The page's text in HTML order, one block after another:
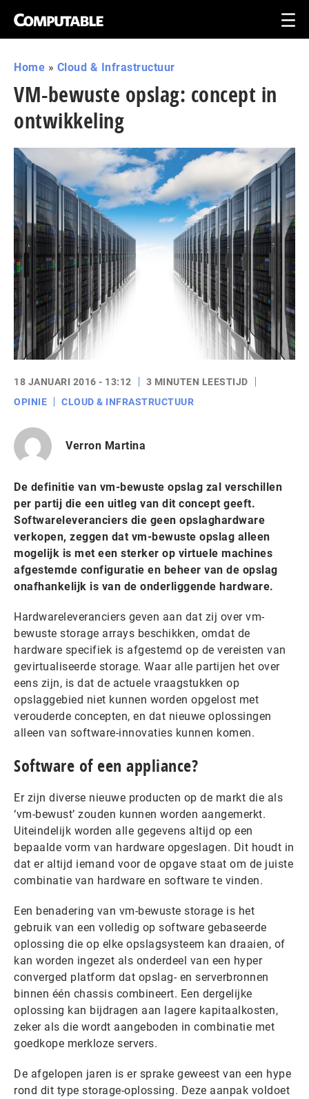
Home » Cloud & Infrastructuur
VM-bewuste opslag: concept in
ontwikkeling
18 JANUARI 2016 - 13:12
3 MINUTEN LEESTIJD
OPINIE
CLOUD & INFRASTRUCTUUR
Verron Martina
De definitie van vm-bewuste opslag zal verschillen
per partij die een uitleg van dit concept geeft.
Softwareleveranciers die geen opslaghardware
verkopen, zeggen dat vm-bewuste opslag alleen
mogelijk is met een sterker op virtuele machines
afgestemde configuratie en beheer van de opslag
onafhankelijk is van de onderliggende hardware.
Hardwareleveranciers geven aan dat zij over vm-
bewuste storage arrays beschikken, omdat de
hardware specifiek is afgestemd op de vereisten van
gevirtualiseerde storage. Waar alle partijen het over
eens zijn, is dat de actuele vraagstukken op
opslaggebied niet kunnen worden opgelost met
verouderde concepten, en dat nieuwe oplossingen
alleen van software-innovaties kunnen komen.
Software of een appliance?
Er zijn diverse nieuwe producten op de markt die als
‘vm-bewust’ zouden kunnen worden aangemerkt.
Uiteindelijk worden alle gegevens altijd op een
bepaalde vorm van hardware opgeslagen. Dit houdt in
dat er altijd iemand voor de opgave staat om de juiste
combinatie van hardware en software te vinden.
Een benadering van vm-bewuste storage is het
gebruik van een volledig op software gebaseerde
oplossing die op elke opslagsysteem kan draaien, of
kan worden ingezet als onderdeel van een hyper
converged platform dat opslag- en serverbronnen
binnen één chassis combineert. Een dergelijke
oplossing kan bijdragen aan lagere kapitaalkosten,
zeker als die wordt aangeboden in combinatie met
goedkope merkloze servers.
De afgelopen jaren is er sprake geweest van een hype
rond dit type storage-oplossing. Deze aanpak voldoet